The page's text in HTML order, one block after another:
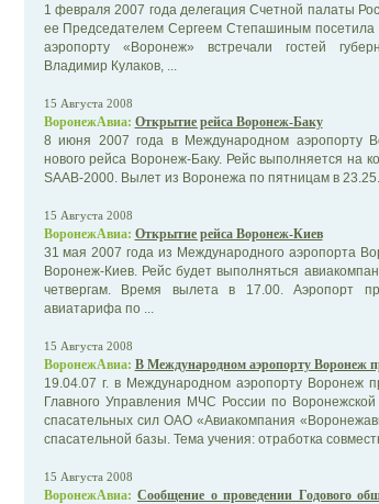
1 февраля 2007 года делегация Счетной палаты
ее Председателем Сергеем Степашиным
аэропорту «Воронеж» встречали гостей
Владимир Кулаков, ...
15 Августа 2008
ВоронежАвиа: Открытие рейса Воронеж-Баку
8 июня 2007 года в Международном аэропорту
нового рейса Воронеж-Баку. Рейс выполняется на
SAAB-2000. Вылет из Воронежа по пятницам в 23.25.
15 Августа 2008
ВоронежАвиа: Открытие рейса Воронеж-Киев
31 мая 2007 года из Международного аэропорта
Воронеж-Киев. Рейс будет выполняться
четвергам. Время вылета в 17.00. Аэропорт
авиатарифа по ...
15 Августа 2008
ВоронежАвиа: В Международном аэропорту Воронеж
19.04.07 г. в Международном аэропорту Воронеж
Главного Управления МЧС России по
спасательных сил ОАО «Авиакомпания
спасательной базы. Тема учения: отработка
15 Августа 2008
ВоронежАвиа: Сообщение о проведении Годового